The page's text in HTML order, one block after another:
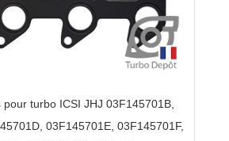
pour turbo ICSI JHJ 03F145701B,
03F145701E, 03F145701F,